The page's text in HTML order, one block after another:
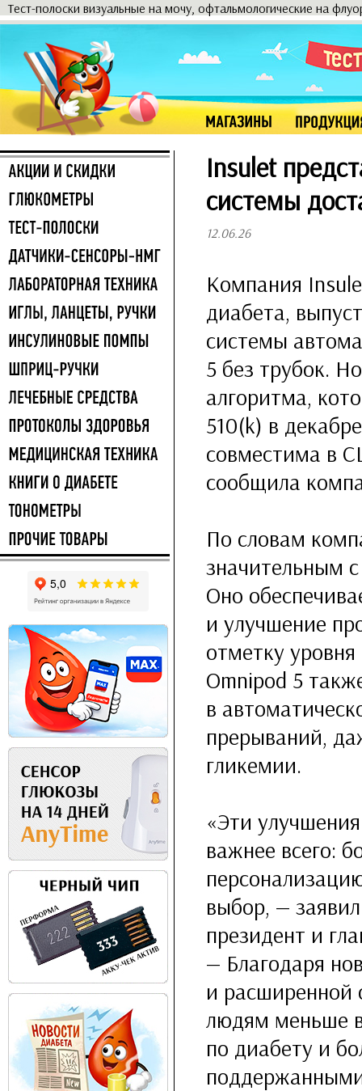
Тест-полоски визуальные на мочу, офтальмологические на
Insulet
системы
12.06.26
Компания
диабета,
системы
5 без трубок.
алгоритма,
510(k) в
совместима в
сообщила
По словам
значительным
Оно
и улучшение
отметку
Omnipod 5
в
прерываний,
гликемии.
«Эти
важнее всего:
выбор, —
президент и
— Благодаря
и расширенной
людям меньше
по диабету и